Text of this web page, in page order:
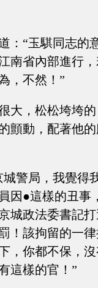
：“玉騏同志的
南省內部進行
，不然！”
大，松松垮垮
顫動，配著他
城警局，我覺得
因●這樣的丑事
城政法委書記
！該拘留的一
，你都不保，
這樣的官！”